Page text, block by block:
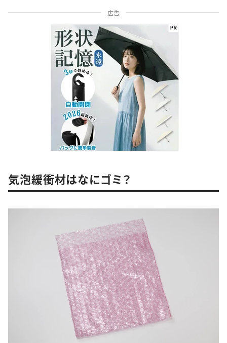
広告
気泡緩衝材はなにゴミ？